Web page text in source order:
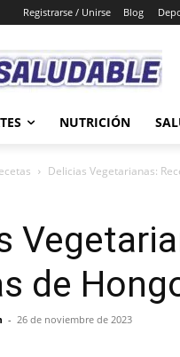
Registrarse / Unirse Blog
NUTRICIÓN
Delicias Vegetarianas:
de
- 26 de noviembre de 2023